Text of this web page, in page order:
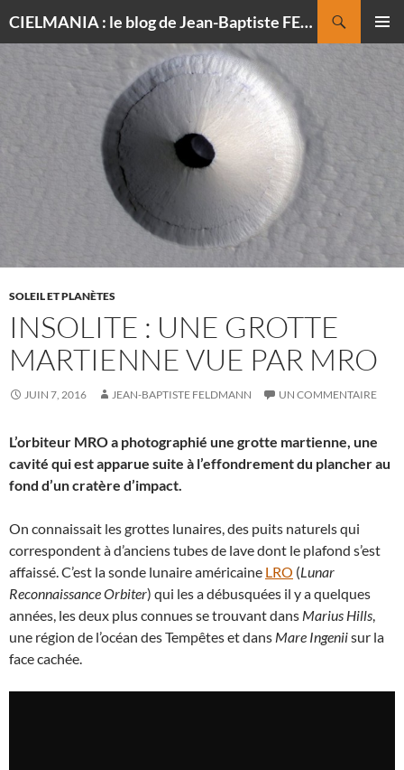
CIELMANIA : le blog de Jean-Baptiste FELDMANN, photographe du ciel
SOLEIL ET PLANÈTES
INSOLITE : UNE GROTTE
MARTIENNE VUE PAR MRO
JUIN 7, 2016 JEAN-BAPTISTE FELDMANN UN COMMENTAIRE
L’orbiteur MRO a photographié une grotte martienne, une
cavité qui est apparue suite à l’effondrement du plancher au
fond d’un cratère d’impact.
On connaissait les grottes lunaires, des puits naturels qui
correspondent à d’anciens tubes de lave dont le plafond s’est
affaissé. C’est la sonde lunaire américaine LRO (Lunar
Reconnaissance Orbiter) qui les a débusquées il y a quelques
années, les deux plus connues se trouvant dans Marius Hills,
une région de l’océan des Tempêtes et dans Mare Ingeniisur la
face cachée.